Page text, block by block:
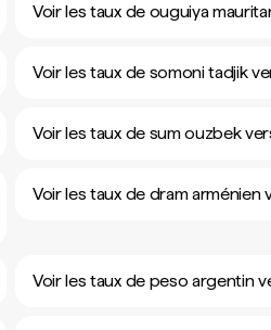
Voir les taux de ouguiya
Voir les taux de somoni tadjik
Voir les taux de sum ouzbek
Voir les taux de dram arménien
Voir les taux de peso argentin